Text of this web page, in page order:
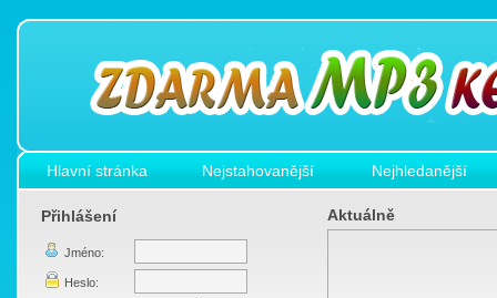
Hlavní stránka Nejstahovanější Nejhledanější
Přihlášení
Jméno:
Heslo:
Aktuálně